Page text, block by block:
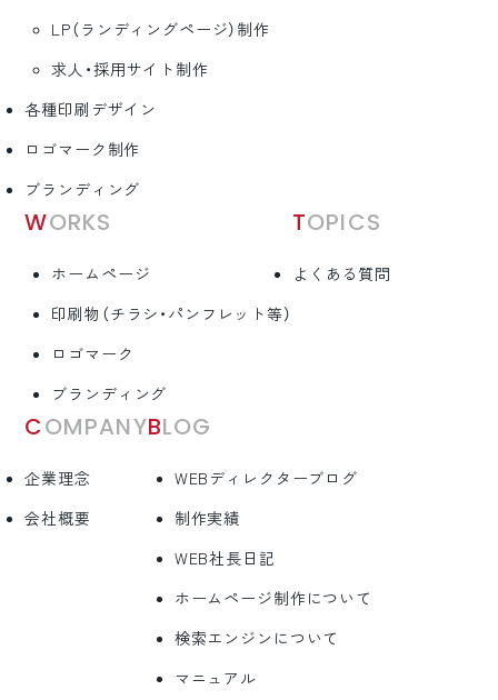
LP（ランディングページ）制作
求人・採用サイト制作
各種印刷デザイン
ロゴマーク制作
ブランディング
WORKS
ホームページ
印刷物（チラシ・パンフレット等）
ロゴマーク
ブランディング
TOPICS
よくある質問
COMPANY
企業理念
会社概要
BLOG
WEBディレクターブログ
制作実績
WEB社長日記
ホームページ制作について
検索エンジンについて
マニュアル